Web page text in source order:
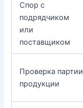
Спор с
подрядчиком
или
поставщиком
Проверка партии
продукции